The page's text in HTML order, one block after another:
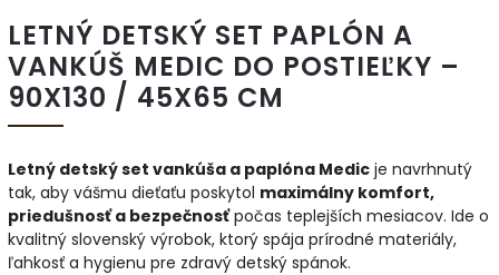
LETNÝ DETSKÝ SET PAPLÓN A
VANKÚŠ MEDIC DO POSTIEĽKY –
90X130 / 45X65 CM
Letný detský set vankúša a paplóna Medic je navrhnutý
tak, aby vášmu dieťaťu poskytol maximálny komfort,
priedušnosť a bezpečnosťpočas teplejších mesiacov. Ide o
kvalitný slovenský výrobok, ktorý spája prírodné materiály,
ľahkosť a hygienu pre zdravý detský spánok.